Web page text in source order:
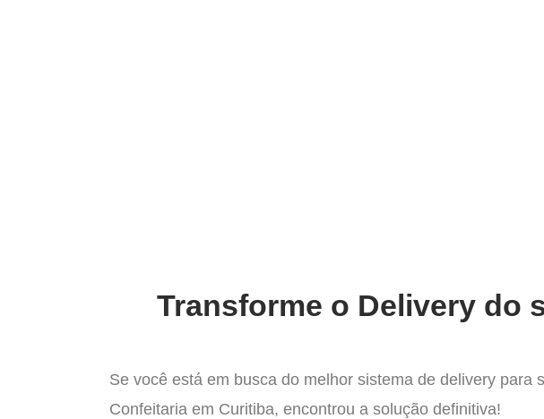
Transforme o Delivery do
Se você está em busca do melhor sistema de delivery para
Confeitaria em Curitiba, encontrou a solução definitiva!